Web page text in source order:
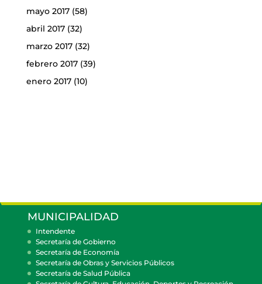
mayo 2017(58)
abril 2017(32)
marzo 2017(32)
febrero 2017(39)
enero 2017(10)
MUNICIPALIDAD
Intendente
Secretaría de Gobierno
Secretaría de Economía
Secretaría de Obras y Servicios Públicos
Secretaría de Salud Pública